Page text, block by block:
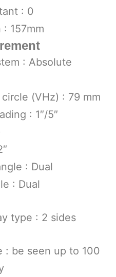
: 0
157mm
: Absolute
(VHz) : 79 mm
: 1″/5″
: Dual
: Dual
type : 2 sides
: be seen up to 100